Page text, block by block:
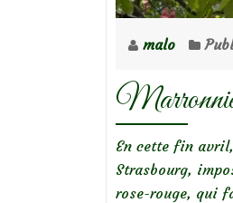
malo
En cette fin
Strasbourg,
rose-rouge, qui